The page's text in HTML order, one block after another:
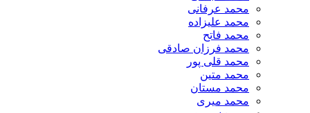
محمد عرفانی
محمد علیزاده
محمد فاتح
محمد فرزان صادقی
محمد قلی پور
محمد متین
محمد مستان
محمد میری